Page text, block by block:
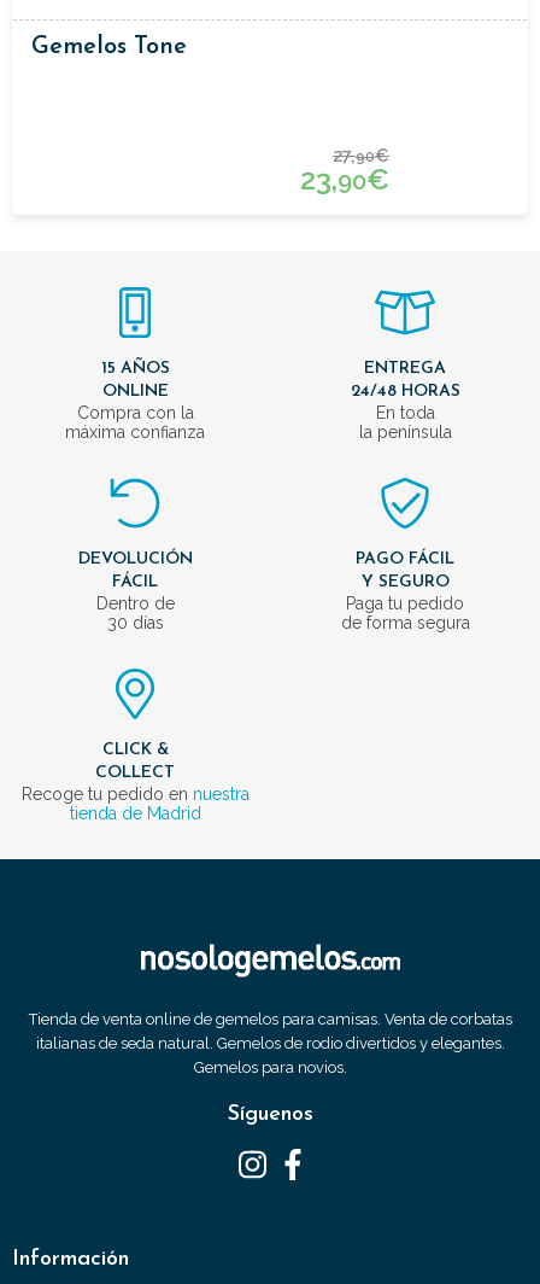
Gemelos Tone
27,90€
23,90€
15 AÑOS
ONLINE
Compra con la
máxima confianza
ENTREGA
24/48 HORAS
En toda
la península
DEVOLUCIÓN
FÁCIL
Dentro de
30 días
PAGO FÁCIL
Y SEGURO
Paga tu pedido
de forma segura
CLICK &
COLLECT
Recoge tu pedido en nuestra
tienda de Madrid
Tienda de venta online de gemelos para camisas. Venta de corbatas
italianas de seda natural. Gemelos de rodio divertidos y elegantes.
Gemelos para novios.
Síguenos
Información